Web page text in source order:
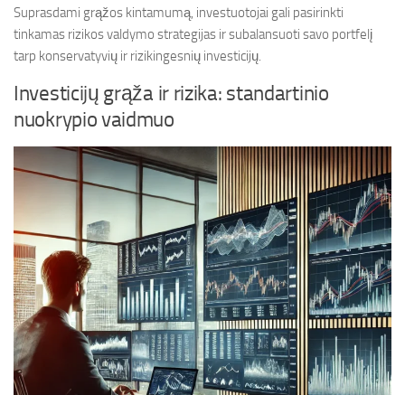
Suprasdami grąžos kintamumą, investuotojai gali pasirinkti
tinkamas rizikos valdymo strategijas ir subalansuoti savo portfelį
tarp konservatyvių ir rizikingesnių investicijų.
Investicijų grąža ir rizika: standartinio
nuokrypio vaidmuo